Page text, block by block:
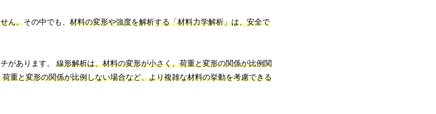
ん。その中でも、 材料の変形や強度を解析する「材料力学解析」は、安全で
があります。 線形解析は、材料の変形が小さく、荷重と変形の関係が比例関
重と変形の関係が比例しない場合など、より複雑な材料の挙動を考慮できる